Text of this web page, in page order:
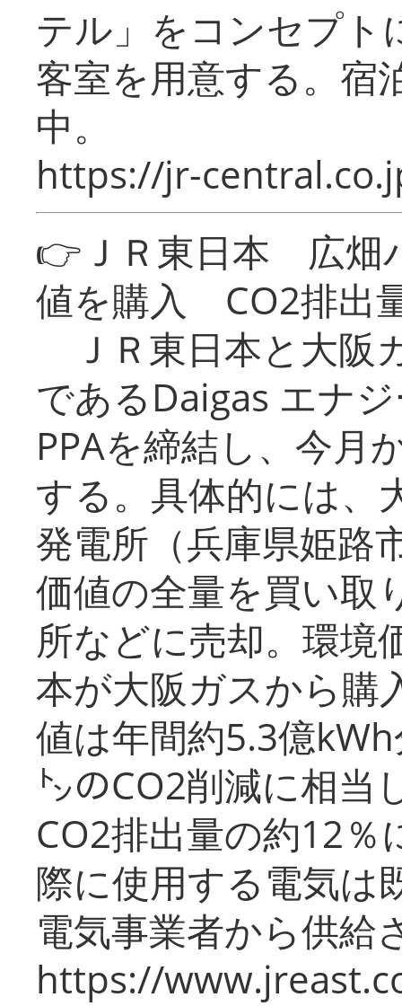
テル」をコンセプト
客室を用意する。宿
中。
https://jr-
👉ＪＲ東日本 広畑
値を購入 CO2排出
ＪＲ東日本と大阪
であるDaigas エナ
PPAを締結し、今月
する。具体的には、
発電所（兵庫県姫路
価値の全量を買い取
所などに売却。環境
本が大阪ガスから購
値は年間約5.3億
㌧のCO2削減に相当
CO2排出量の約12％
際に使用する電気は
電気事業者から供給
https://